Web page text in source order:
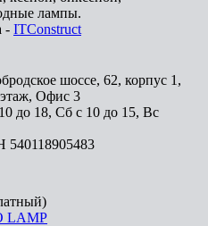
лампы.
- ITConstruct
шоссе, 62, корпус 1,
Офис 3
до 18, Сб с 10 до 15, Вс
LAMP